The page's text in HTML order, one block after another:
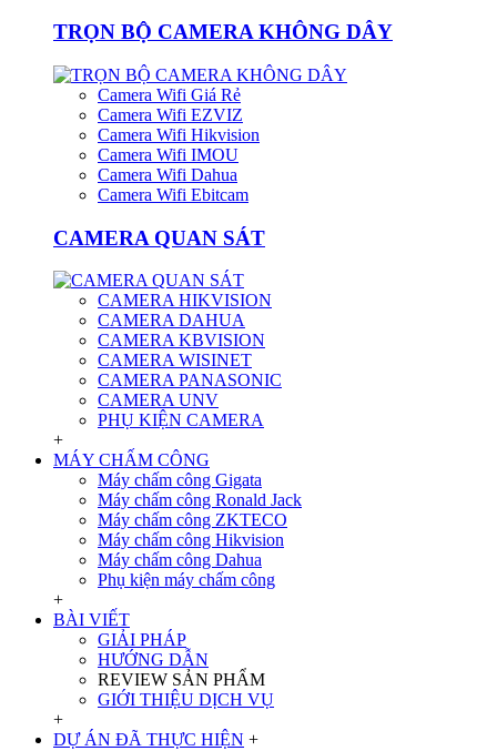
TRỌN BỘ CAMERA KHÔNG DÂY
Camera Wifi Giá Rẻ
Camera Wifi EZVIZ
Camera Wifi Hikvision
Camera Wifi IMOU
Camera Wifi Dahua
Camera Wifi Ebitcam
CAMERA QUAN SÁT
CAMERA HIKVISION
CAMERA DAHUA
CAMERA KBVISION
CAMERA WISINET
CAMERA PANASONIC
CAMERA UNV
PHỤ KIỆN CAMERA
+
MÁY CHẤM CÔNG
Máy chấm công Gigata
Máy chấm công Ronald Jack
Máy chấm công ZKTECO
Máy chấm công Hikvision
Máy chấm công Dahua
Phụ kiện máy chấm công
+
BÀI VIẾT
GIẢI PHÁP
HƯỚNG DẪN
REVIEW SẢN PHẨM
GIỚI THIỆU DỊCH VỤ
+
DỰ ÁN ĐÃ THỰC HIỆN +